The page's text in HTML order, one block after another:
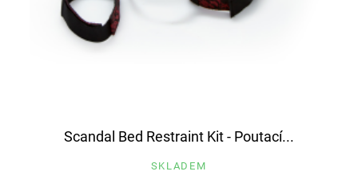
Scandal Bed Restraint Kit - Poutací...
SKLADEM